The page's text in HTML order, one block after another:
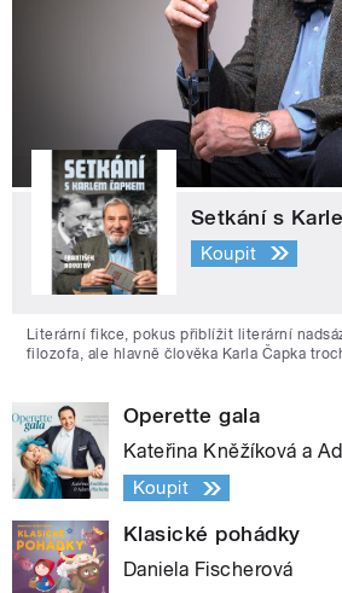
Setkání s
Koupit
Literární fikce, pokus přiblížit literární
filozofa, ale hlavně člověka Karla Čapka
Operette gala
Kateřina Kněžíková a
Koupit
Klasické pohádky
Daniela Fischerová